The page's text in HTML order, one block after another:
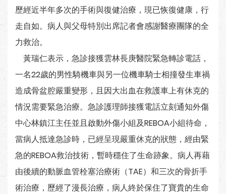
歷經近半年多次的手術與復健治療，現已恢復健康，行
走自如。病人與父母特別出席記者會感謝醫療團隊的全
力救治。
黃瑞仁表示，急診接獲雲林長庚醫院緊急轉診電話，
一名22歲的男性騎機車與另一位機車騎士相撞發生車禍
造成骨盆腔嚴重變形，且因大出血在救護車上有休克的
情況需要緊急治療。急診護理師接獲電話立刻通知外傷
中心林鎮江主任並且啟動外傷小組及REBOA小組待命，
當病人抵達急診時，已經呈現嚴重休克的狀態，經由緊
急的REBOA救治技術，暫時穩住了生命跡象。病人再藉
由後續的動脈血管栓塞治療術（TAE）和三次的骨折手
術治療，歷經了漫長治療，病人終於保住了寶貴的生命